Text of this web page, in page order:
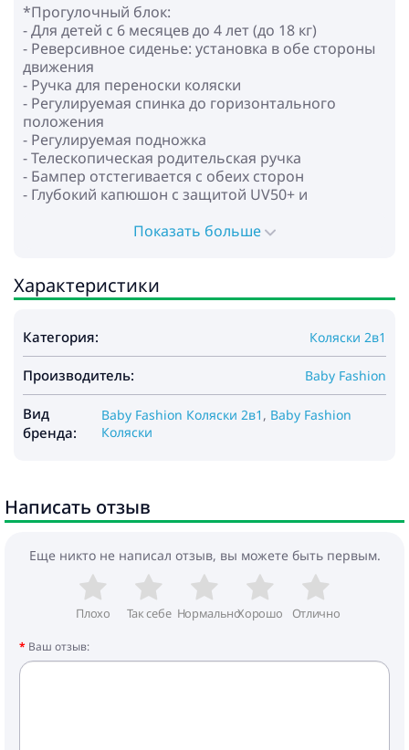
*Прогулочный блок:
- Для детей с 6 месяцев до 4 лет (до 18 кг)
- Реверсивное сиденье: установка в обе стороны
движения
- Ручка для переноски коляски
- Регулируемая спинка до горизонтального
положения
- Регулируемая подножка
- Телескопическая родительская ручка
- Бампер отстегивается с обеих сторон
- Глубокий капюшон с защитой UV50+ и
- 5-ти точечные ремни безопасности с мягкими
- Алюминиевая рама
- Колеса: полиуретан
- Ножной тормоз
- Вместительная корзина для покупок и
аксессуаров
Габариты:
- Размеры рамы в сложенном виде: 79x50x38 см
- Прогулочный блок: 4,3 кг
- Люлька для коляски
- Накидка на ножки на люльку
- Сумка на коляску
- Матрасик
- Колеса
- Прогулочный блок
Показать больше
Характеристики
Категория: Коляски 2в1
Производитель: Baby Fashion
Вид
бренда:
Baby Fashion Коляски 2в1 , Baby Fashion
Коляски
Написать отзыв
Еще никто не написал отзыв, вы можете быть первым.
Плохо Так себе НормальноХорошо Отлично
Ваш отзыв: